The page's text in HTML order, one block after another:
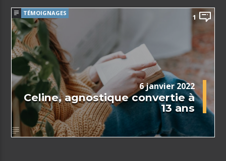
TÉMOIGNAGES 1
6 janvier 2022
Celine, agnostique convertie à
13 ans